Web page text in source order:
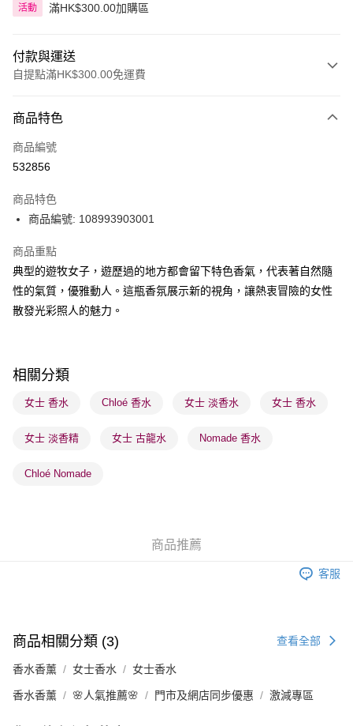
活動 滿HK$300.00加購區
付款與運送
自提點滿HK$300.00免運費
信用卡
Apple Pay
PayMe
WeChat Pay
BoC Pay
送貨方式
每筆HK$65.00，滿HK$300.00或以上免運費
確認發貨後1-3 工作天送達，訂單將隨機分配至SF順豐速運或京東
每筆HK$65.00，滿HK$300.00或以上免運費
每筆HK$20.00，滿HK$100.00或以上免運費
商品特色
商品編號
532856
商品特色
商品編號: 108993903001
商品重點
典型的遊牧女子，遊歷過的地方都會留下特色香氣，代表著自然隨
性的氣質，優雅動人。這瓶香氛展示新的視角，讓熱衷冒險的女性
散發光彩照人的魅力。
相關分類
女士 香水 Chloé 香水 女士 淡香水 女士 香水
女士 淡香精 女士 古龍水 Nomade 香水
Chloé Nomade
商品推薦
客服
商品相關分類 (3) 查看全部
香水香薰 女士香水 女士香水
香水香薰 🌸人氣推薦🌸 門市及網店同步優惠 激減專區